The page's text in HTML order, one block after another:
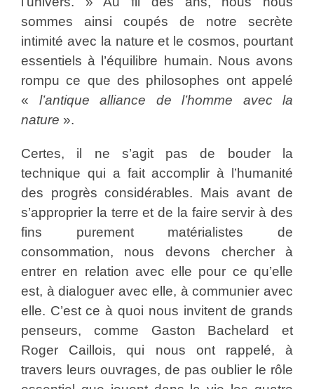
sommes ainsi coupés de notre secrète
intimité avec la nature et le cosmos, pourtant
essentiels à l’équilibre humain. Nous avons
rompu ce que des philosophes ont appelé
« l’antique alliance de l’homme avec la
nature ».
Certes, il ne s’agit pas de bouder la
technique qui a fait accomplir à l’humanité
des progrès considérables. Mais avant de
s’approprier la terre et de la faire servir à des
fins purement matérialistes de
consommation, nous devons chercher à
entrer en relation avec elle pour ce qu’elle
est, à dialoguer avec elle, à communier avec
elle. C’est ce à quoi nous invitent de grands
penseurs, comme Gaston Bachelard et
Roger Caillois, qui nous ont rappelé, à
travers leurs ouvrages, de pas oublier le rôle